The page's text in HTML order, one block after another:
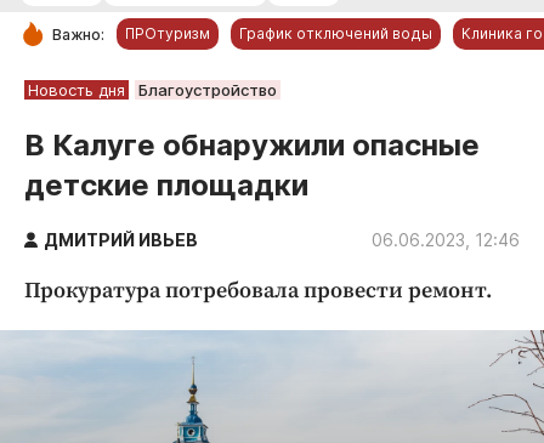
РУБРИКИ
Новости компаний
Статьи
Народные новости
Авто и транспорт
Благоустройство
Недвижимость и ЖКХ
Важно: ПРОтуризм График отключений воды Клиника
Новость дня Благоустройство
В Калуге обнаружили опасные
детские площадки
ДМИТРИЙ ИВЬЕВ 06.06.2023, 12:46
Прокуратура потребовала провести ремонт.